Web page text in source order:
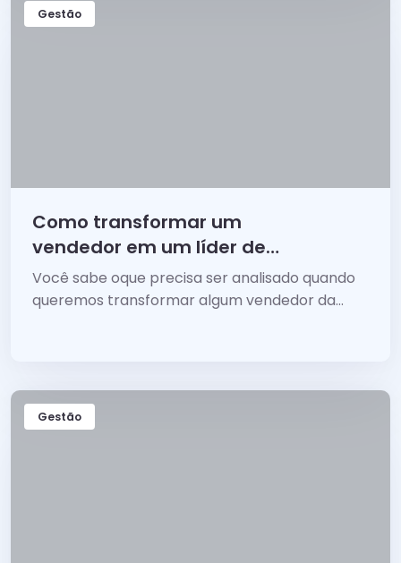
Gestão
Como transformar um
vendedor em um líder de
vendas!
Você sabe oque precisa ser analisado quando
queremos transformar algum vendedor da
Gestão